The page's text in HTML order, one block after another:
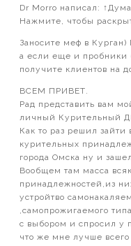
Dr Morro написал:
Нажмите, чтобы
Заносите меф в
а если еще и пробники
получите клиентов на
ВСЕМ ПРИВЕТ.
Рад представить вам
личный Курительный
Как то раз решил зайти
курительных
города Омска ну и
Вообщем там масса
принадлежностей,из
устройтво
,самопрожигаемого
с выбором и спросил у
что же мне лучше